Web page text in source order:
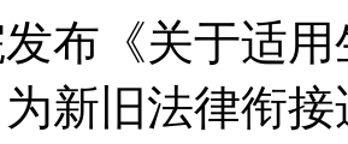
布《关于适
新旧法律衔